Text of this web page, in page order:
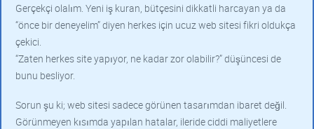
Gerçekçi olalım. Yeni iş kuran, bütçesini dikkatli harcayan ya da
“önce bir deneyelim” diyen herkes için ucuz web sitesi fikri oldukça
çekici.
“Zaten herkes site yapıyor, ne kadar zor olabilir?” düşüncesi de
bunu besliyor.
Sorun şu ki; web sitesi sadece görünen tasarımdan ibaret değil.
Görünmeyen kısımda yapılan hatalar, ileride ciddi maliyetlere